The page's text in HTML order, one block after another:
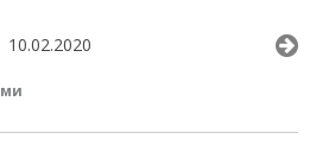
10.02.2020